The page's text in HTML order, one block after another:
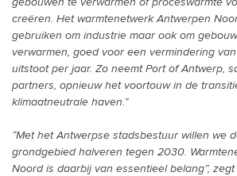
creëren. Het warmtenetwerk Antwerpen
gebruiken om industrie maar ook om
verwarmen, goed voor een vermindering
uitstoot per jaar. Zo neemt Port of Antwerp,
partners, opnieuw het voortouw in de
klimaatneutrale haven.”
“Met het Antwerpse stadsbestuur willen we
grondgebied halveren tegen 2030.
Noord is daarbij van essentieel belang”, zegt